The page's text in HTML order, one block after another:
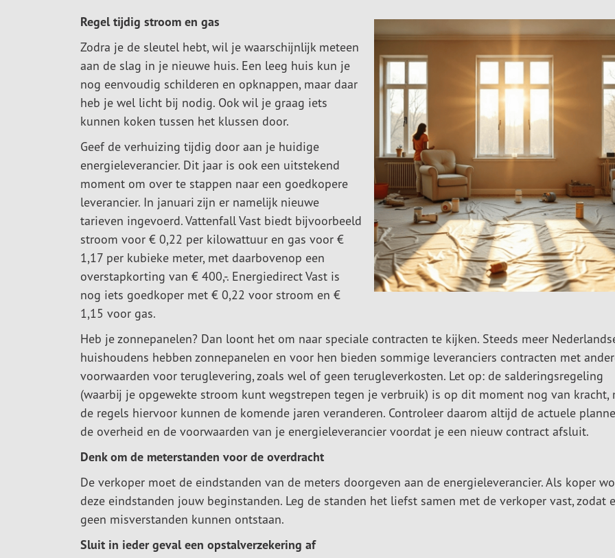
Regel tijdig stroom en gas
Zodra je de sleutel hebt, wil je waarschijnlijk meteen
aan de slag in je nieuwe huis. Een leeg huis kun je
nog eenvoudig schilderen en opknappen, maar daar
heb je wel licht bij nodig. Ook wil je graag iets
kunnen koken tussen het klussen door.
Geef de verhuizing tijdig door aan je huidige
energieleverancier. Dit jaar is ook een uitstekend
moment om over te stappen naar een goedkopere
leverancier. In januari zijn er namelijk nieuwe
tarieven ingevoerd. Vattenfall Vast biedt bijvoorbeeld
stroom voor € 0,22 per kilowattuur en gas voor €
1,17 per kubieke meter, met daarbovenop een
overstapkorting van € 400,-. Energiedirect Vast is
nog iets goedkoper met € 0,22 voor stroom en €
1,15 voor gas.
Heb je zonnepanelen? Dan loont het om naar speciale contracten te kijken. Steeds meer
huishoudens hebben zonnepanelen en voor hen bieden sommige leveranciers contracten met
voorwaarden voor teruglevering, zoals wel of geen terugleverkosten. Let op: de salderingsregeling
(waarbij je opgewekte stroom kunt wegstrepen tegen je verbruik) is op dit moment nog van kracht,
de regels hiervoor kunnen de komende jaren veranderen. Controleer daarom altijd de actuele
de overheid en de voorwaarden van je energieleverancier voordat je een nieuw contract afsluit.
Denk om de meterstanden voor de overdracht
De verkoper moet de eindstanden van de meters doorgeven aan de energieleverancier. Als koper
deze eindstanden jouw beginstanden. Leg de standen het liefst samen met de verkoper vast, zodat
geen misverstanden kunnen ontstaan.
Sluit in ieder geval een opstalverzekering af